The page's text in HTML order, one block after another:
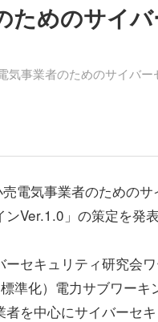
ためのサイ
事業者のためのサイバ
電気事業者のためのサ
Ver.1.0」の策定を発表
セキュリティ研究会
準化）電力サブワーキ
を中心にサイバーセ